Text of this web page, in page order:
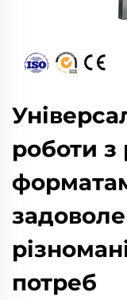
роботи з
потреб